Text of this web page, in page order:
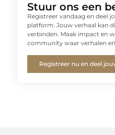
Stuur ons een
Registreer vandaag en deel
platform. Jouw verhaal kan
verbinden. Maak impact en
community waar verhalen
Registreer nu en deel